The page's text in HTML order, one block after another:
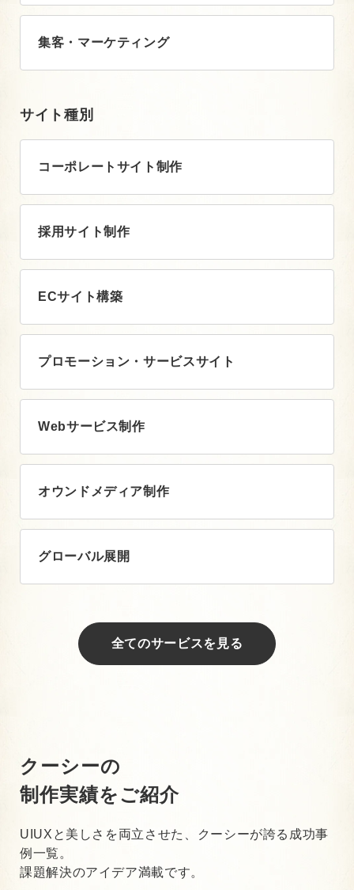
集客・マーケティング
サイト種別
コーポレートサイト制作
採用サイト制作
ECサイト構築
プロモーション・サービスサイト
Webサービス制作
オウンドメディア制作
グローバル展開
全てのサービスを見る
クーシーの
制作実績をご紹介
UIUXと美しさを両立させた、クーシーが誇る成功事
例一覧。
課題解決のアイデア満載です。